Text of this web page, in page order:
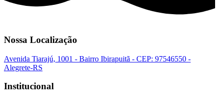
Nossa Localização
Avenida Tiarajú, 1001 - Bairro Ibirapuitã - CEP: 97546550 -
Alegrete-RS
Institucional